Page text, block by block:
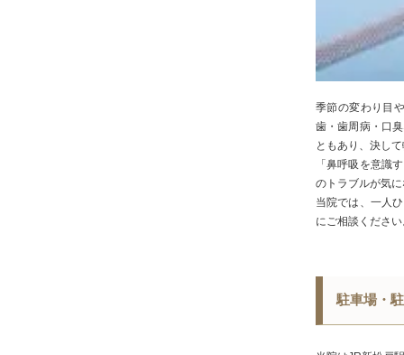
季節の変わり目
歯・歯周病・口
ともあり、決し
「鼻呼吸を意識
のトラブルが気
当院では、一人
にご相談くださ
駐車場・